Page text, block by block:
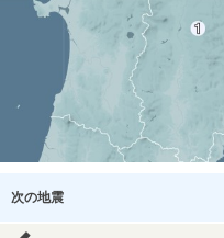
次の地震